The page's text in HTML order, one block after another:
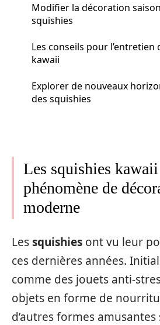
Modifier la décoration
squishies
Les conseils pour l’entretien
kawaii
Explorer de nouveaux
des squishies
Les squishies
phénomène de
moderne
Lessquishies ont vu leur
ces dernières années.
comme des jouets anti-
objets en forme de
d’autres formes